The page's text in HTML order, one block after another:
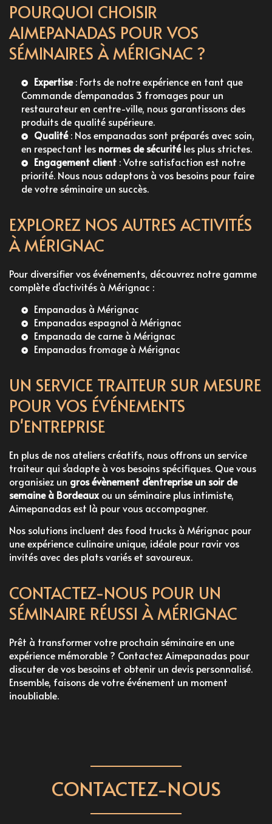
POURQUOI CHOISIR
AIMEPANADAS POUR VOS
SÉMINAIRES À MÉRIGNAC ?
Expertise: Forts de notre expérience en tant que
Commande d'empanadas 3 fromages pour un
restaurateur en centre-ville, nous garantissons des
produits de qualité supérieure.
Qualité: Nos empanadas sont préparés avec soin,
en respectant les normes de sécuritéles plus strictes.
Engagement client : Votre satisfaction est notre
priorité. Nous nous adaptons à vos besoins pour faire
de votre séminaire un succès.
EXPLOREZ NOS AUTRES ACTIVITÉS
À MÉRIGNAC
Pour diversifier vos événements, découvrez notre gamme
complète d'activités à Mérignac :
Empanadas à Mérignac
Empanadas espagnol à Mérignac
Empanada de carne à Mérignac
Empanadas fromage à Mérignac
UN SERVICE TRAITEUR SUR MESURE
POUR VOS ÉVÉNEMENTS
D'ENTREPRISE
En plus de nos ateliers créatifs, nous offrons un service
traiteur qui s'adapte à vos besoins spécifiques. Que vous
organisiez un gros évènement d'entreprise un soir de
semaine à Bordeaux ou un séminaire plus intimiste,
Aimepanadas est là pour vous accompagner.
Nos solutions incluent des food trucks à Mérignac pour
une expérience culinaire unique, idéale pour ravir vos
invités avec des plats variés et savoureux.
CONTACTEZ-NOUS POUR UN
SÉMINAIRE RÉUSSI À MÉRIGNAC
Prêt à transformer votre prochain séminaire en une
expérience mémorable ? Contactez Aimepanadas pour
discuter de vos besoins et obtenir un devis personnalisé.
Ensemble, faisons de votre événement un moment
inoubliable.
CONTACTEZ-NOUS